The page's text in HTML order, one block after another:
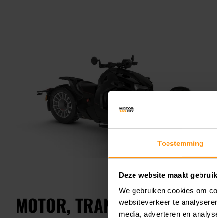
Toestemming
Deze website maakt
We gebruiken cookies om
websiteverkeer te
media, adverteren en
MOTOR, TRANSMISSIE EN